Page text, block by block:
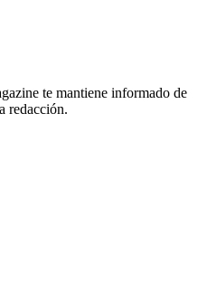
te mantiene informado de
redacción.